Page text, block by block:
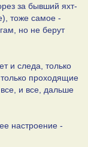
за бывший яхт-
тоже самое -
но не берут
и следа, только
проходящие
и все, дальше
настроение -